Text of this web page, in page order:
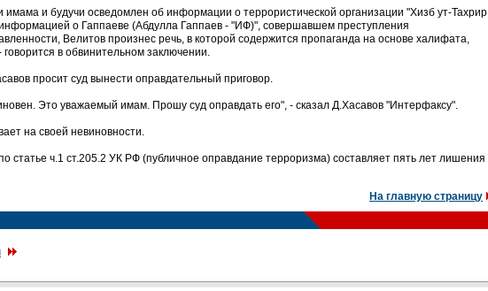
и будучи осведомлен об информации о террористической организации "Хизб ут-Тахрир
о Гаппаеве (Абдулла Гаппаев - "ИФ)", совершавшем преступления
Велитов произнес речь, в которой содержится пропаганда на основе халифата,
в обвинительном заключении.
просит суд вынести оправдательный приговор.
Это уважаемый имам. Прошу суд оправдать его", - сказал Д.Хасавов "Интерфаксу".
на своей невиновности.
статье ч.1 ст.205.2 УК РФ (публичное оправдание терроризма) составляет пять лет лишения
На главную страницу